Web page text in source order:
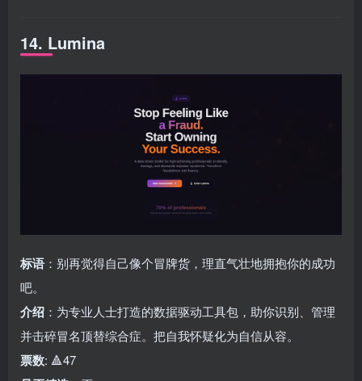
14. Lumina
标语 ：别再觉得自己像个冒牌货，理直气壮地拥抱你的成功
吧。
介绍 ：为专业人士打造的数据驱动工具包，助你识别、管理
并击碎冒名顶替综合症。把自我怀疑化为自信从容。
票数: 🔺47